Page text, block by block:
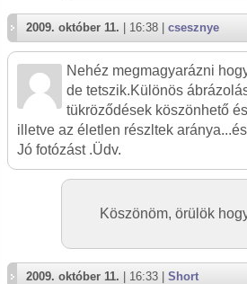
2009. október 11. | 16:38 | csesznye
Nehéz megmagyarázni
de tetszik.Különös
tükröződések köszönhető
illetve az életlen részltek
Jó fotózást .Üdv.
Köszönöm, örülök
2009. október 11. | 16:33 | Short